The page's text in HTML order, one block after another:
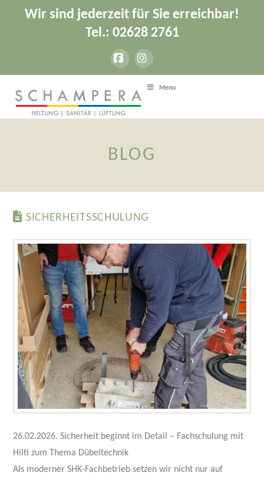
Wir sind jederzeit für Sie erreichbar!
Tel.: 02628 2761
FacebookInstagram
Menu
BLOG
SICHERHEITSSCHULUNG
26.02.2026. Sicherheit beginnt im Detail – Fachschulung mit
Hilti zum Thema Dübeltechnik
Als moderner SHK-Fachbetrieb setzen wir nicht nur auf